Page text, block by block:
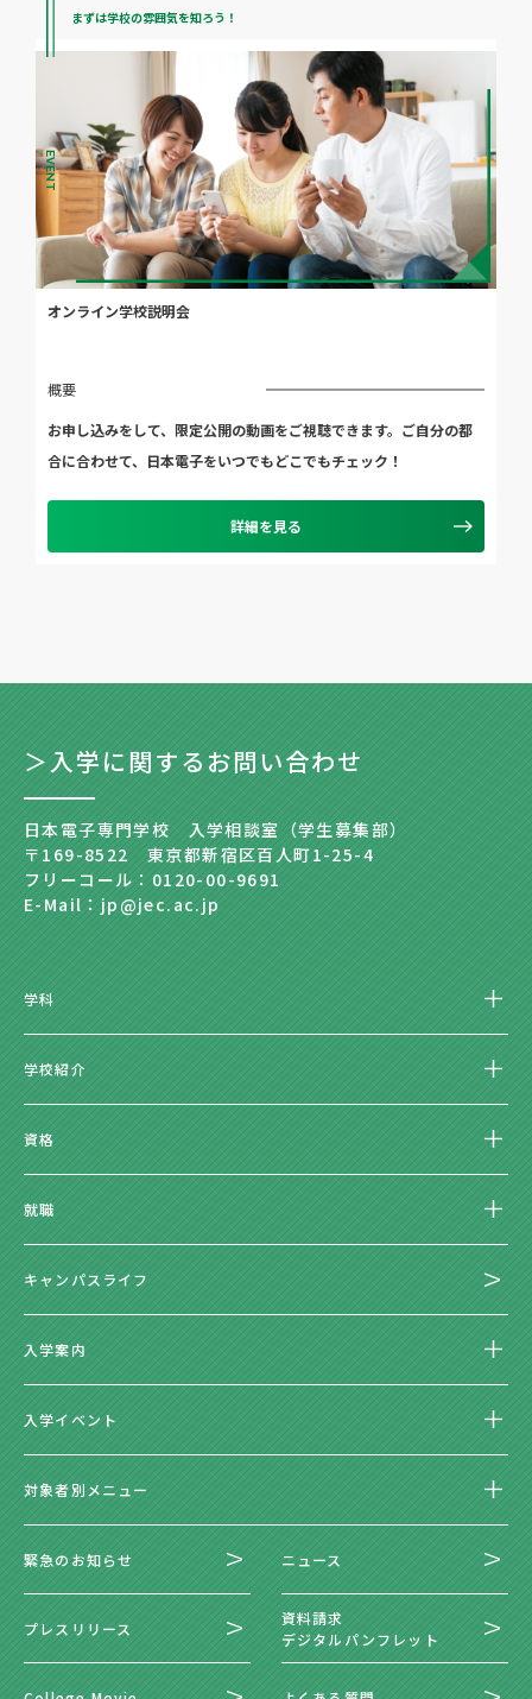
まずは学校の雰囲気を知ろう！
EVENT
オンライン学校説明会
概要
お申し込みをして、限定公開の動画をご視聴できます。ご自分の都
合に合わせて、日本電子をいつでもどこでもチェック！
詳細を見る
＞入学に関するお問い合わせ
日本電子専門学校 入学相談室（学生募集部）
〒169-8522 東京都新宿区百人町1-25-4
フリーコール：0120-00-9691
E-Mail：jp@jec.ac.jp
学科
学校紹介
資格
就職
キャンパスライフ
入学案内
入学イベント
対象者別メニュー
緊急のお知らせ ニュース
プレスリリース
資料請求
デジタルパンフレット